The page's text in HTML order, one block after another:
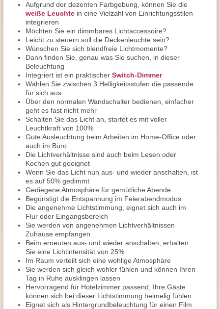
Aufgrund der dezenten Farbgebung, können Sie die
weiße Leuchte in eine Vielzahl von Einrichtungsstilen
integrieren
Möchten Sie ein dimmbares Lichtaccessoire?
Leicht zu steuern soll die Deckenleuchte sein?
Wünschen Sie sich blendfreie Lichtmomente?
Dann finden Sie, genau was Sie suchen, in dieser
Beleuchtung
Integriert ist ein praktischer Switch-Dimmer
Wählen Sie zwischen 3 Helligkeitsstufen die passende
für sich aus
Über den normalen Wandschalter bedienen, einfacher
geht es fast nicht mehr
Schalten Sie das Licht an, startet es mit voller
Leuchtkraft von 100%
Gute Ausleuchtung beim Arbeiten im Home-Office oder
auch im Büro
Die Lichtverhältnisse sind auch beim Lesen oder
Kochen gut geeignet
Wenn Sie das Licht nun aus- und wieder anschalten, ist
es auf 50% gedimmt
Gediegene Atmosphäre für gemütliche Abende
Begünstigt die Entspannung im Feierabendmodus
Die angenehme Lichtstimmung, eignet sich auch im
Flur oder Eingangsbereich
Sie werden von angenehmen Lichtverhältnissen
Zuhause empfangen
Beim erneuten aus- und wieder anschalten, erhalten
Sie eine Lichtintensität von 25%
Im Raum verteilt sich eine wohlige Atmosphäre
Sie werden sich gleich wohler fühlen und können Ihren
Tag in Ruhe ausklingen lassen
Hervorragend für Hotelzimmer passend, Ihre Gäste
können sich bei dieser Lichtstimmung heimelig fühlen
Eignet sich als Hintergrundbeleuchtung für einen Film